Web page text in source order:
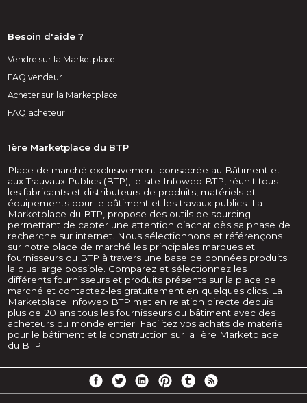
Besoin d'aide ?
Vendre sur la Marketplace
FAQ vendeur
Acheter sur la Marketplace
FAQ acheteur
1ère Marketplace du BTP
Place de marché exclusivement consacrée au Bâtiment et
aux Trauvaux Publics (BTP), le site Infoweb BTP, réunit tous
les fabricants et distributeurs de produits, matériels et
équipements pour le bâtiment et les travaux publics. La
Marketplace du BTP, propose des outils de sourcing
permettant de capter une attention d’achat dès sa phase de
recherche sur internet. Nous sélectionnons et référençons
sur notre place de marché les principales marques et
fournisseurs du BTP à travers une base de données produits
la plus large possible. Comparez et sélectionnez les
différents fournisseurs et produits présents sur la place de
marché et contactez-les gratuitement en quelques clics. La
Marketplace Infoweb BTP met en relation directe depuis
plus de 20 ans tous les fournisseurs du bâtiment avec des
acheteurs du monde entier. Facilitez vos achats de matériel
pour le bâtiment et la construction sur la 1ère Marketplace
du BTP.